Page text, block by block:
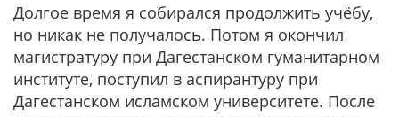
Долгое время я собирался продолжить учёбу,
но никак не получалось. Потом я окончил
магистратуру при Дагестанском гуманитарном
институте, поступил в аспирантуру при
Дагестанском исламском университете. После